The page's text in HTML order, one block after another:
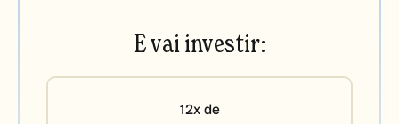
E vai investir:
12x de